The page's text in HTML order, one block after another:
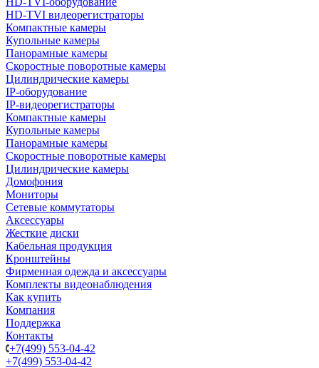
HD-TVI видеорегистраторы
Компактные камеры
Купольные камеры
Панорамные камеры
Скоростные поворотные камеры
Цилиндрические камеры
IP-оборудование
IP-видеорегистраторы
Компактные камеры
Купольные камеры
Панорамные камеры
Скоростные поворотные камеры
Цилиндрические камеры
Домофония
Мониторы
Сетевые коммутаторы
Аксессуары
Жесткие диски
Кабельная продукция
Кронштейны
Фирменная одежда и аксессуары
Комплекты видеонаблюдения
Как купить
Компания
Поддержка
Контакты
+7(499) 553-04-42
+7(499) 553-04-42